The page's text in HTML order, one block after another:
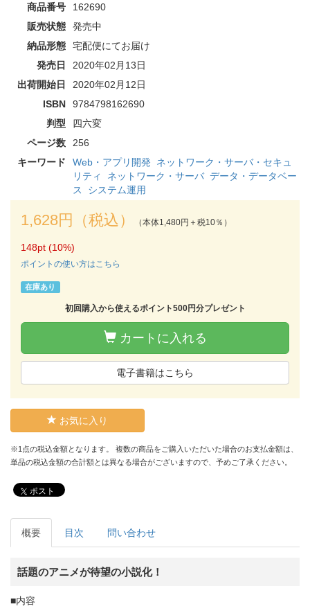
商品番号
162690
販売状態
発売中
納品形態
宅配便にてお届け
発売日
2020年02月13日
出荷開始日
2020年02月12日
ISBN
9784798162690
判型
四六変
ページ数
256
キーワード
Web・アプリ開発
ネットワーク・サーバ・セキュ
リティ
ネットワーク・サーバ データ・データベー
ス
システム運用
1,628円（税込） （本体1,480円＋税10％）
148pt (10%)
ポイントの使い方はこちら
在庫あり
初回購入から使えるポイント500円分プレゼント
カートに入れる
電子書籍はこちら
お気に入り
※1点の税込金額となります。 複数の商品をご購入いただいた場合のお支払金額は、
単品の税込金額の合計額とは異なる場合がございますので、予めご了承ください。
ポスト
概要 目次 問い合わせ
話題のアニメが待望の小説化！
■内容